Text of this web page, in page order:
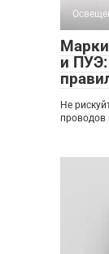
и ПУЭ:
Не